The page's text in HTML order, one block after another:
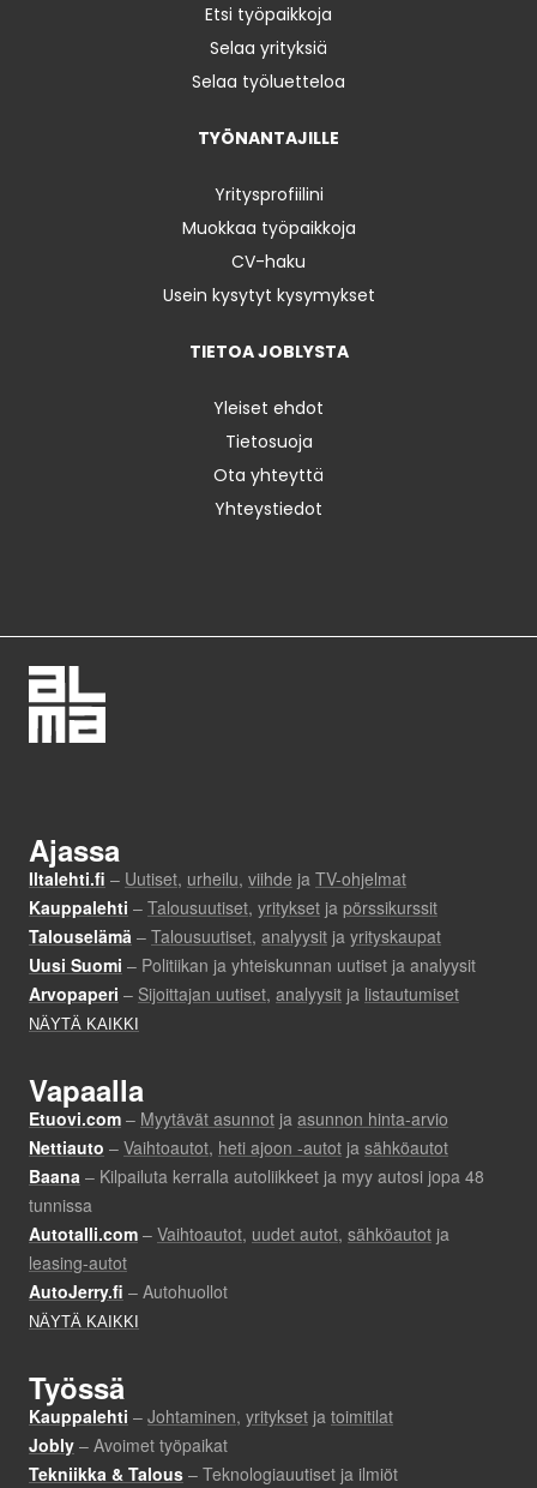
Etsi työpaikkoja
Selaa yrityksiä
Selaa työluetteloa
TYÖNANTAJILLE
Yritysprofiilini
Muokkaa työpaikkoja
CV-haku
Usein kysytyt kysymykset
TIETOA JOBLYSTA
Yleiset ehdot
Tietosuoja
Ota yhteyttä
Yhteystiedot